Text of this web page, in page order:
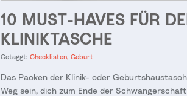
10 MUST-HAVES FÜR
KLINIKTASCHE
Getaggt: Checklisten Geburt
Das Packen der Klinik- oder
Weg sein, dich zum Ende der